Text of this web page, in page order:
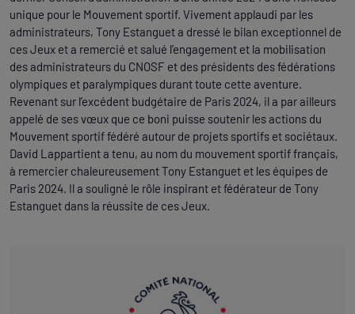
unique pour le Mouvement sportif. Vivement applaudi par les
administrateurs, Tony Estanguet a dressé le bilan exceptionnel de
ces Jeux et a remercié et salué l’engagement et la mobilisation
des administrateurs du CNOSF et des présidents des fédérations
olympiques et paralympiques durant toute cette aventure.
Revenant sur l’excédent budgétaire de Paris 2024, il a par ailleurs
appelé de ses vœux que ce boni puisse soutenir les actions du
Mouvement sportif fédéré autour de projets sportifs et sociétaux.
David Lappartient a tenu, au nom du mouvement sportif français,
à remercier chaleureusement Tony Estanguet et les équipes de
Paris 2024. Il a souligné le rôle inspirant et fédérateur de Tony
Estanguet dans la réussite de ces Jeux.